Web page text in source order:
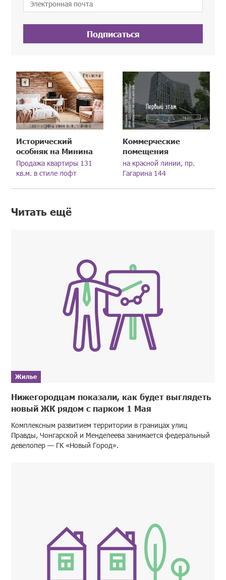
Подписаться
Исторический
особняк на Минина
Продажа квартиры 131
кв.м. в стиле лофт
Коммерческие
помещения
на красной линии, пр.
Гагарина 144
Читать ещё
Жилье
Нижегородцам показали, как будет выглядеть
новый ЖК рядом с парком 1 Мая
Комплексным развитием территории в границах улиц
Правды, Чонгарской и Менделеева занимается федеральный
девелопер — ГК «Новый Город».